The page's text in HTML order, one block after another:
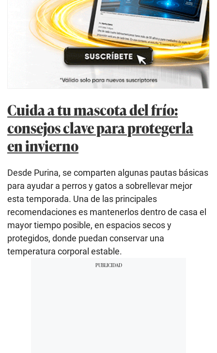
Cuida a tu mascota del frío:
consejos clave para protegerla
en invierno
Desde Purina, se comparten algunas pautas básicas
para ayudar a perros y gatos a sobrellevar mejor
esta temporada. Una de las principales
recomendaciones es mantenerlos dentro de casa el
mayor tiempo posible, en espacios secos y
protegidos, donde puedan conservar una
temperatura corporal estable.